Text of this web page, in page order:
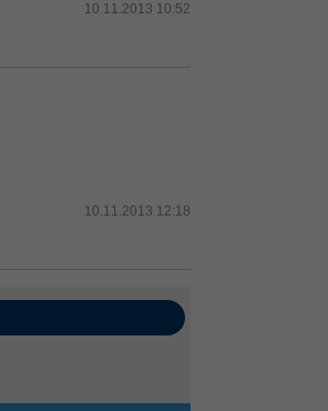
10.11.2013 10:52
10.11.2013 12:18